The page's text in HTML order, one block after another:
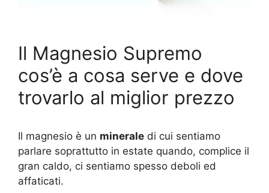
Il Magnesio Supremo
cos’è a cosa serve e dove
trovarlo al miglior prezzo
Il magnesio è un minerale di cui sentiamo
parlare soprattutto in estate quando, complice il
gran caldo, ci sentiamo spesso deboli ed
affaticati.